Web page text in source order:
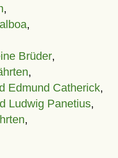
,
,
Brüder,
,
Edmund Catherick,
Ludwig Panetius,
,